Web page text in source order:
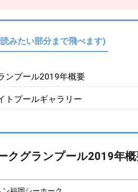
みたい部分まで飛べます)
ンプール2019年概要
トプールギャラリー
クグランプール2019年